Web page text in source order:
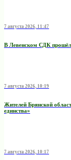
7 августа 2026, 11:47
В Левенском СДК
7 августа 2026, 10:19
Жителей Брянской
единства»
7 августа 2026, 10:17